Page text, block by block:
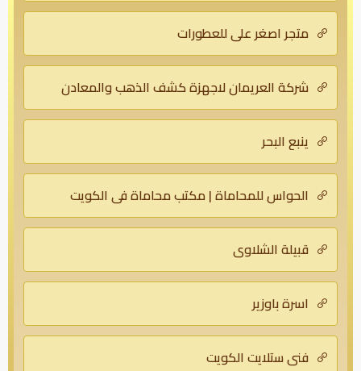
متجر اصغر علي للعطورات
شركة العريمان لاجهزة كشف الذهب والمعادن
ينبع البحر
الحواس للمحاماة | مكتب محاماة في الكويت
قبيلة الشلاوى
اسرة باوزير
فني ستلايت الكويت